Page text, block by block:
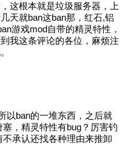
这根本就是垃圾服务器，上
天就ban这ban那，红石,铝
游戏mod自带的精灵特性，
我这条评论的各位，麻烦注
以ban的一堆东西，之后就
，精灵特性有bug？厉害钓
承认还找各种理由来推卸